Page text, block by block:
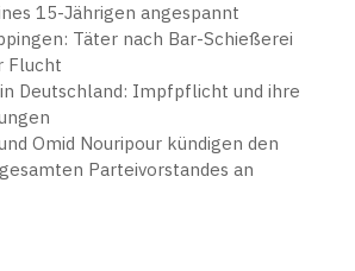
15-Jährigen angespannt
Täter nach Bar-Schießerei
Flucht
Deutschland: Impfpflicht und ihre
Omid Nouripour kündigen den
Parteivorstandes an